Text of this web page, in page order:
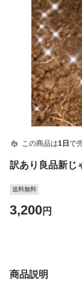
この商品は1日 で
訳あり良品新じ
送料無料
3,200円
商品説明